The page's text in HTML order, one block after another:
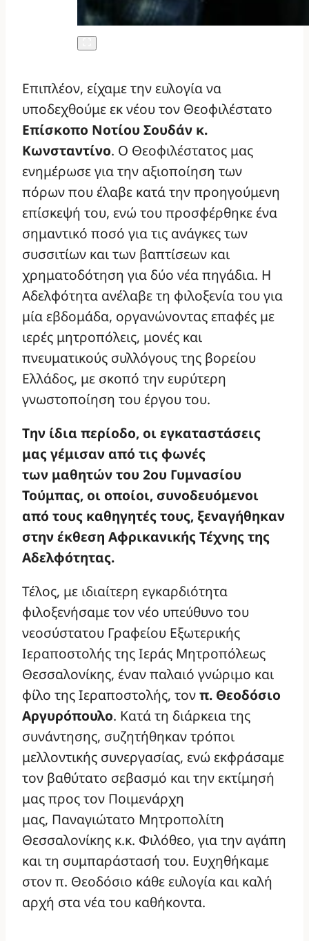
Επιπλέον, είχαμε την ευλογία να
υποδεχθούμε εκ νέου τον Θεοφιλέστατο
Επίσκοπο Νοτίου Σουδάν κ.
Κωνσταντίνο. Ο Θεοφιλέστατος μας
ενημέρωσε για την αξιοποίηση των
πόρων που έλαβε κατά την προηγούμενη
επίσκεψή του, ενώ του προσφέρθηκε ένα
σημαντικό ποσό για τις ανάγκες των
συσσιτίων και των βαπτίσεων και
χρηματοδότηση για δύο νέα πηγάδια. Η
Αδελφότητα ανέλαβε τη φιλοξενία του για
μία εβδομάδα, οργανώνοντας επαφές με
ιερές μητροπόλεις, μονές και
πνευματικούς συλλόγους της βορείου
Ελλάδος, με σκοπό την ευρύτερη
γνωστοποίηση του έργου του.
Την ίδια περίοδο, οι εγκαταστάσεις
μας γέμισαν από τις φωνές
των μαθητών του 2ου Γυμνασίου
Τούμπας, οι οποίοι, συνοδευόμενοι
από τους καθηγητές τους, ξεναγήθηκαν
στην έκθεση Αφρικανικής Τέχνης της
Αδελφότητας.
Τέλος, με ιδιαίτερη εγκαρδιότητα
φιλοξενήσαμε τον νέο υπεύθυνο του
νεοσύστατου Γραφείου Εξωτερικής
Ιεραποστολής της Ιεράς Μητροπόλεως
Θεσσαλονίκης, έναν παλαιό γνώριμο και
φίλο της Ιεραποστολής, τονπ. Θεοδόσιο
Αργυρόπουλο. Κατά τη διάρκεια της
συνάντησης, συζητήθηκαν τρόποι
μελλοντικής συνεργασίας, ενώ εκφράσαμε
τον βαθύτατο σεβασμό και την εκτίμησή
μας προς τον Ποιμενάρχη
μας, Παναγιώτατο Μητροπολίτη
Θεσσαλονίκης κ.κ. Φιλόθεο, για την αγάπη
και τη συμπαράστασή του. Ευχηθήκαμε
στον π. Θεοδόσιο κάθε ευλογία και καλή
αρχή στα νέα του καθήκοντα.